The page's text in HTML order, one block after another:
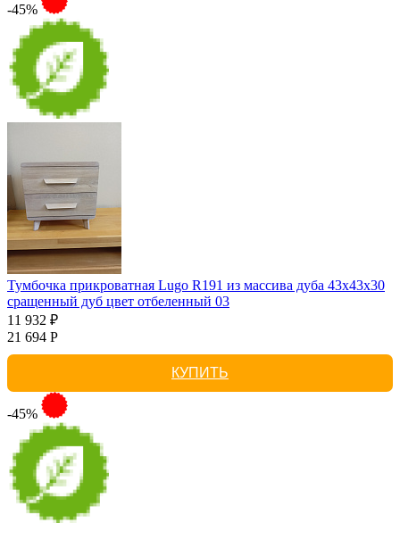
-45%
Тумбочка прикроватная Lugo R191 из массива дуба 43х43х30
сращенный дуб цвет отбеленный 03
11 932 ₽
21 694 Р
КУПИТЬ
-45%